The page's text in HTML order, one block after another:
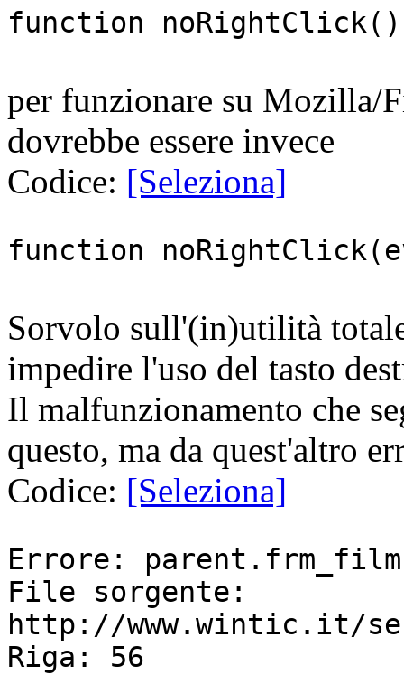
function
per funzionare su Mozilla/
dovrebbe essere invece
Codice: [Seleziona]
function
Sorvolo sull'(in)utilità
impedire l'uso del tasto
Il malfunzionamento che
questo, ma da quest'altro
Codice: [Seleziona]
Errore:
File sorgente:
http://www.wintic.it/
Riga: 56